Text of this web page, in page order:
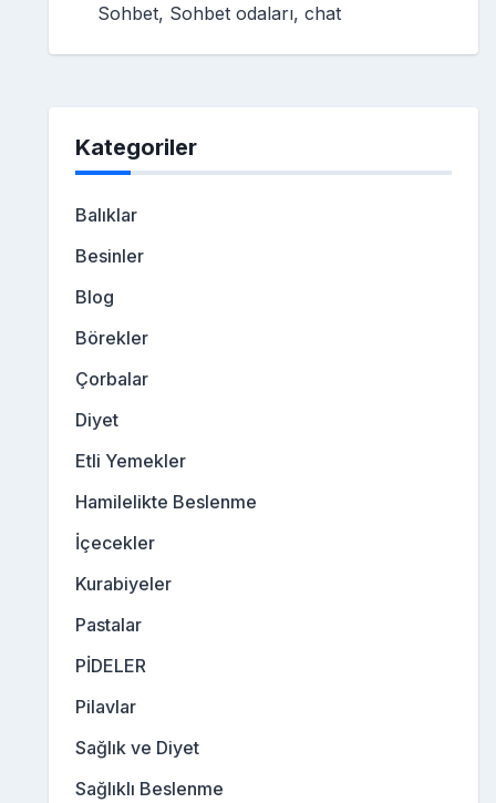
Sohbet, Sohbet odaları, chat
Kategoriler
Balıklar
Besinler
Blog
Börekler
Çorbalar
Diyet
Etli Yemekler
Hamilelikte Beslenme
İçecekler
Kurabiyeler
Pastalar
PİDELER
Pilavlar
Sağlık ve Diyet
Sağlıklı Beslenme